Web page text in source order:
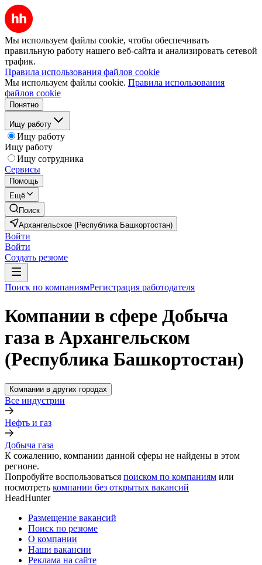
Мы используем файлы cookie, чтобы обеспечивать
правильную работу нашего веб-сайта и анализировать сетевой
трафик.
Правила использования файлов cookie
Мы используем файлы cookie. Правила использования
файлов cookie
Понятно
Ищу работу
Ищу работу
Ищу работу
Ищу сотрудника
Сервисы
Помощь
Ещё
Поиск
Архангельское (Республика Башкортостан)
Войти
Войти
Создать резюме
Поиск по компаниямРегистрация работодателя
Компании в сфере Добыча
газа в Архангельском
(Республика Башкортостан)
Компании в других городах
Все индустрии
Нефть и газ
Добыча газа
К сожалению, компании данной сферы не найдены в этом
регионе.
Попробуйте воспользоваться поиском по компаниям или
посмотреть компании без открытых вакансий
HeadHunter
Размещение вакансий
Поиск по резюме
О компании
Наши вакансии
Реклама на сайте